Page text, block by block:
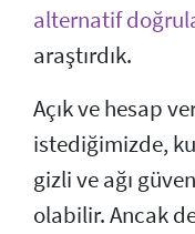
alternatif
araştırdık.
Açık ve hesap
istediğimizde,
gizli ve ağı
olabilir. Ancak